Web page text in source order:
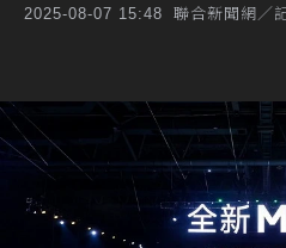
2025-08-07 15:48 聯合新聞網／